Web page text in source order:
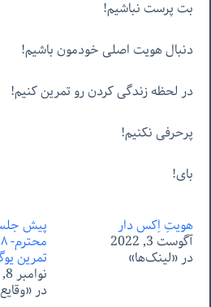
بت پرست نباشیم!
دنبال هویت اصلی خودمون باشیم!
در لحظه زندگی کردن رو تمرین کنیم!
پرحرفی نکنیم!
بای!
هویتِ اِکس دار
آگوست 3, 2022
در «لینک‌ها»
پیش
تمرین
نوامبر 8, 2022
در